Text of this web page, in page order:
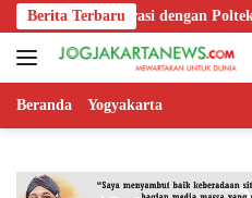
Langsung
ke
konten
Berita Terbaru
dengan Poltek Imipas,
Beranda Yogyakarta